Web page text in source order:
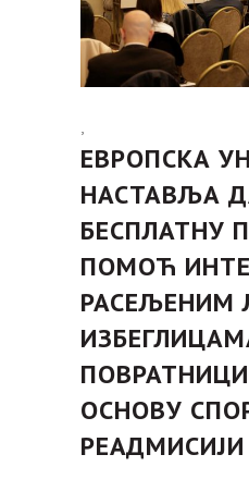
EВРОПСКА
НАСТАВЉА
БЕСПЛАТНУ
ПОМОЋ
РАСЕЉЕНИМ
ОСНОВУ
РЕАДМИСИЈИ